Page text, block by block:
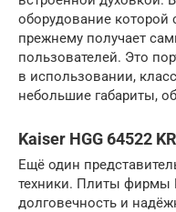
оборудование которой
прежнему получает
пользователей. Это
в использовании,
небольшие габариты,
Kaiser HGG 64522 KR
Ещё один
техники. Плиты фирмы
долговечность и